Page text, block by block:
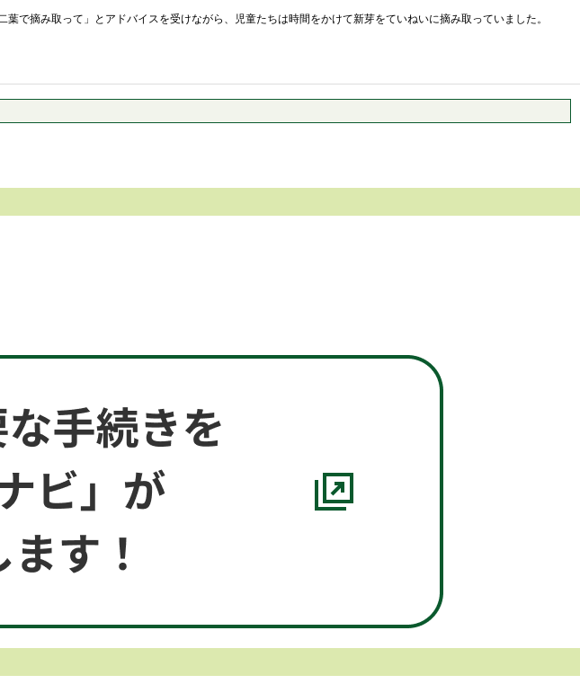
で摘み取って」とアドバイスを受けながら、児童たちは時間をかけて新芽をていねいに摘み取っていました。